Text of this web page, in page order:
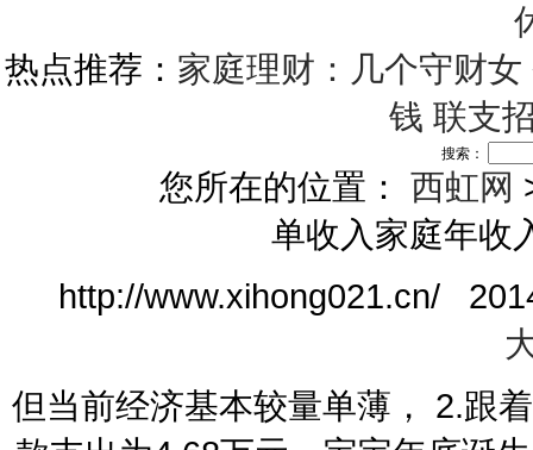
热点推荐： 家庭理财：几个守财女
钱 联支
搜索：
您所在的位置： 西虹网
单收入家庭年收
http://www.xihong021.cn/
但当前经济基本较量单薄， 2.跟